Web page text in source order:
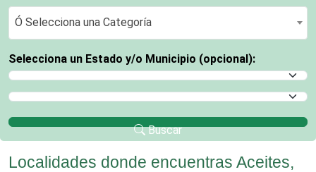
Ó Selecciona una Categoría
Ó Selecciona una Categoría
Selecciona un Estado y/o Municipio (opcional):
Selecciona un Estado
Selecciona un Municipio
Buscar
Localidades donde encuentras Aceites,